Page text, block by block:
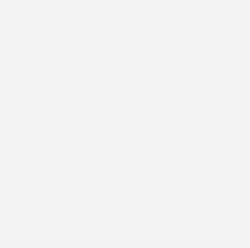
Handlungsfähigkeit der Regierung
Kompromisse, und es ist gut, wenn